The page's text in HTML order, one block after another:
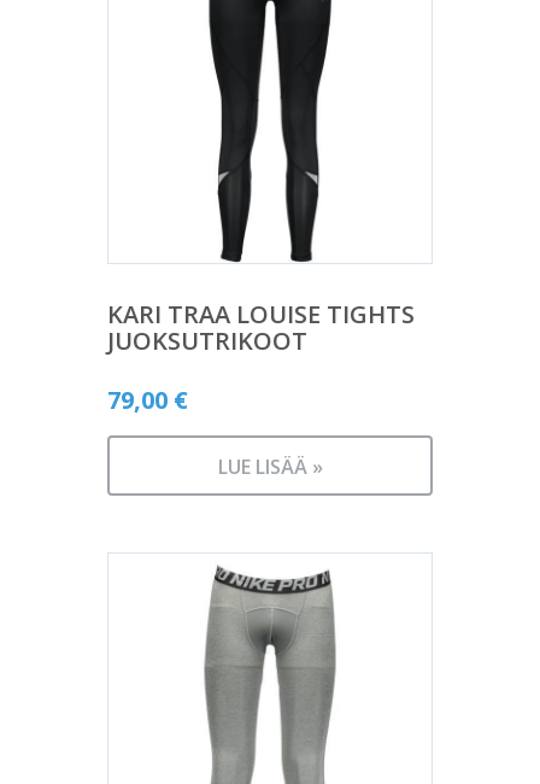
KARI TRAA LOUISE TIGHTS
JUOKSUTRIKOOT
79,00 €
LUE LISÄÄ »